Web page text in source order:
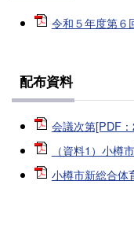
令和５年度第６
配布資料
会議次第[PDF
（資料1）小樽
小樽市新総合体